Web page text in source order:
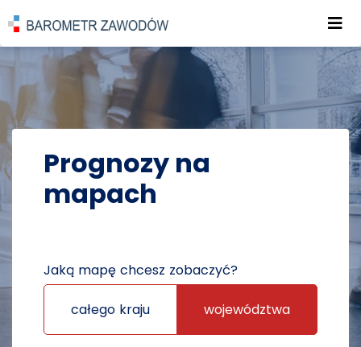
POWRÓT DO STRONY GŁÓWNEJ
PROGNOZY PROGNOZY NA MAPACH
Prognozy na
mapach
Jaką mapę chcesz zobaczyć?
całego kraju województwa